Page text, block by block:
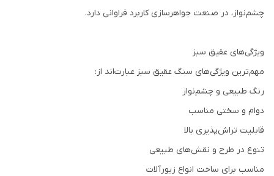
چشم‌نواز، در صنعت جواهرسازی کاربرد فراوانی دارد.
ویژگی‌های عقیق سبز
مهم‌ترین ویژگی‌های سنگ عقیق سبز عبارت‌اند از:
رنگ طبیعی و چشم‌نواز
دوام و سختی مناسب
قابلیت تراش‌پذیری بالا
تنوع در طرح و نقش‌های طبیعی
مناسب برای ساخت انواع زیورآلات